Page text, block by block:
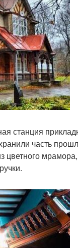
станция
часть
цветного